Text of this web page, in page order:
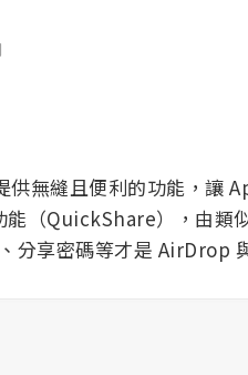
無縫且便利的功能，讓
（QuickShare），由類
享密碼等才是 AirDrop